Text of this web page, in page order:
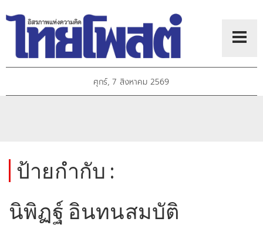
ศุกร์, 7 สิงหาคม 2569
ป้ายกำกับ :
นิพิฏฐ์ อินทนสมบัติ